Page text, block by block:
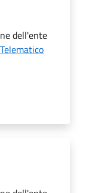
dell'ente